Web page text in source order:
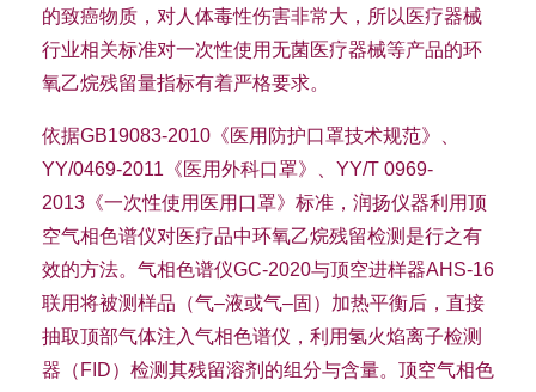
的致癌物质，对人体毒性伤害非常大，所以医疗器械
行业相关标准对一次性使用无菌医疗器械等产品的环
氧乙烷残留量指标有着严格要求。
依据GB19083-2010《医用防护口罩技术规范》、
YY/0469-2011《医用外科口罩》、YY/T 0969-
2013《一次性使用医用口罩》标准，润扬仪器利用顶
空气相色谱仪对医疗品中环氧乙烷残留检测是行之有
效的方法。气相色谱仪GC-2020与顶空进样器AHS-16
联用将被测样品（气–液或气–固）加热平衡后，直接
抽取顶部气体注入气相色谱仪，利用氢火焰离子检测
器（FID）检测其残留溶剂的组分与含量。顶空气相色